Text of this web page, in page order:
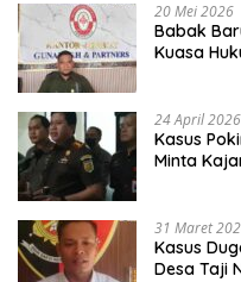
20 Mei 2026
Babak
Kuasa
24 April 2026
Kasus
Minta
31 Maret
Kasus
Desa Taji